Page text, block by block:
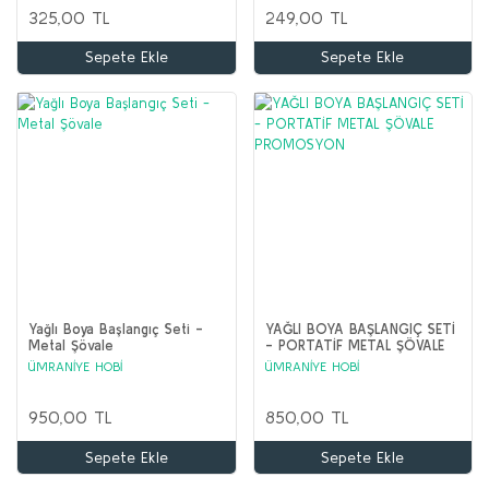
325,00 TL
Sepete Ekle
249,00 TL
Sepete Ekle
Yağlı Boya Başlangıç Seti -
Metal Şövale
ÜMRANİYE HOBİ
950,00 TL
Sepete Ekle
YAĞLI BOYA BAŞLANGIÇ SETİ
- PORTATİF METAL ŞÖVALE
PROMOSYON
ÜMRANİYE HOBİ
850,00 TL
Sepete Ekle